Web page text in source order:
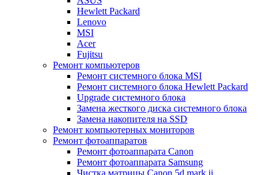
Hewlett Packard
Lenovo
MSI
Acer
Fujitsu
Ремонт компьютеров
Ремонт системного блока MSI
Ремонт системного блока Hewlett Packard
Upgrade системного блока
Замена жесткого диска системного блока
Замена накопителя на SSD
Ремонт компьютерных мониторов
Ремонт фотоаппаратов
Ремонт фотоаппарата Canon
Ремонт фотоаппарата Samsung
Чистка матрицы Canon 5d mark ii